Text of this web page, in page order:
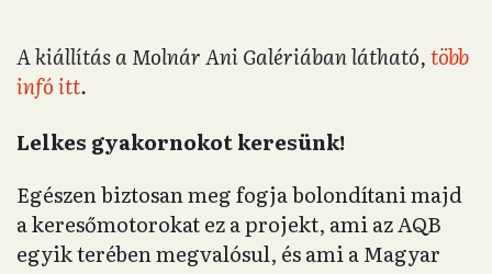
A kiállítás a Molnár Ani Galériában látható,több
infó itt.
Lelkes gyakornokot keresünk!
Egészen biztosan meg fogja bolondítani majd
a keresőmotorokat ez a projekt, ami az AQB
egyik terében megvalósul, és ami a Magyar